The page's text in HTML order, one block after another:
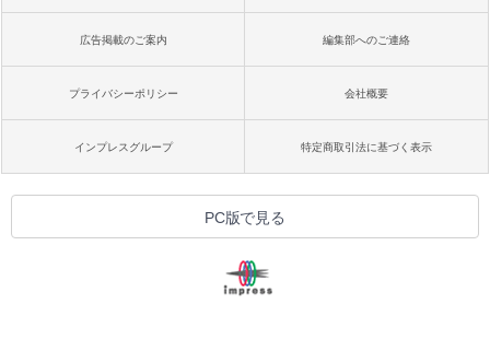
広告掲載のご案内 編集部へのご連絡
プライバシーポリシー 会社概要
インプレスグループ 特定商取引法に基づく表示
PC版で見る